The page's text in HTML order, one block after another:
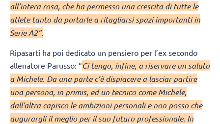
all’intera rosa, che ha permesso una crescita di tutte le
atlete tanto da portarle a ritagliarsi spazi importanti in
Serie A2”.
Ripasarti ha poi dedicato un pensiero per l’ex secondo
allenatore Parusso: “Ci tengo, infine, a riservare un saluto
a Michele. Da una parte c’è dispiacere a lasciar partire
una persona, in primis, ed un tecnico come Michele,
dall’altra capisco le ambizioni personali e non posso che
augurargli il meglio per il suo futuro professionale. In